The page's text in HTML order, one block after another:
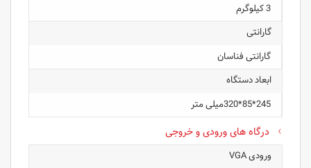
3 کیلوگرم
گارانتی
گارانتی فناسان
ابعاد دستگاه
245*85*320میلی متر
درگاه های ورودی و خروجی
ورودی VGA